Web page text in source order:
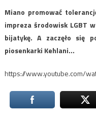
Miano promować
impreza środowisk LGBT
bijatykę. A zaczęło się
piosenkarki Kehlani…
https://www.youtube.com/